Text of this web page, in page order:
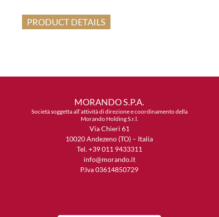
PRODUCT DETAILS
MORANDO S.P.A.
Società soggetta all’attività di direzione e coordinamento della
Morando Holding S.r.l.
Via Chieri 61
10020 Andezeno (TO) – Italia
Tel. +39 011 9433311
info@morando.it
P.Iva 03614850729